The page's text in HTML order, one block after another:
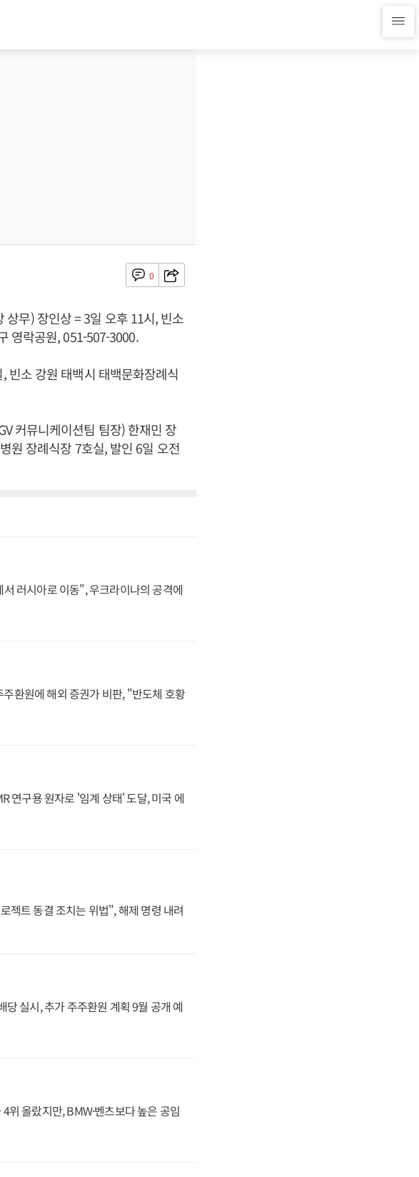
0
무) 장인상 = 3일 오후 11시, 빈소
영락공원, 051-507-3000.
빈소 강원 태백시 태백문화장례식
커뮤니케이션팀 팀장) 한재민 장
원 장례식장 7호실, 발인 6일 오전
러시아로 이동", 우크라이나의 공격에
환원에 해외 증권가 비판, "반도체 호황
연구용 원자로 '임계 상태' 도달, 미국 에
젝트 동결 조치는 위법", 해제 명령 내려
실시, 추가 주주환원 계획 9월 공개 예
위 올랐지만, BMW·벤츠보다 높은 공임